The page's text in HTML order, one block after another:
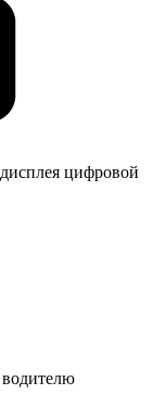
цифровой